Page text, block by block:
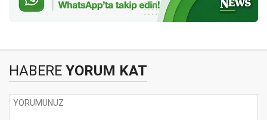
HABERE YORUM KAT